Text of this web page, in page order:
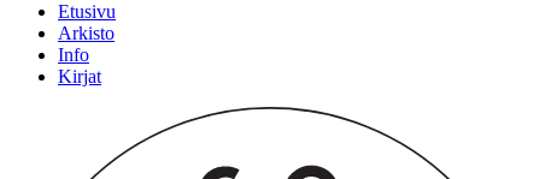
Etusivu
Arkisto
Info
Kirjat